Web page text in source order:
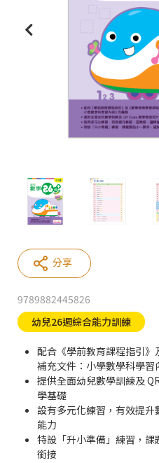
9789882445826
幼兒26週綜合能力訓練
配合《學前教育課程指引
補充文件：小學數學科學習
提供全面幼兒數學訓練及
學基礎
設有多元化練習，有效提
能力
特設「升小準備」練習，
銜接
分享